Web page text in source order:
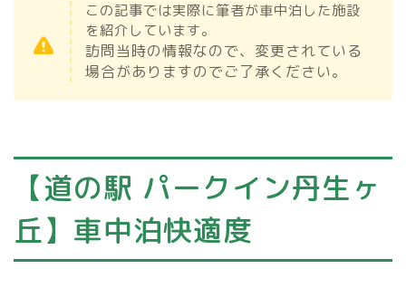
この記事では実際に筆者が車中泊した施設
を紹介しています。
訪問当時の情報なので、変更されている
場合がありますのでご了承ください。
【道の駅 パークイン丹生ヶ
丘】車中泊快適度